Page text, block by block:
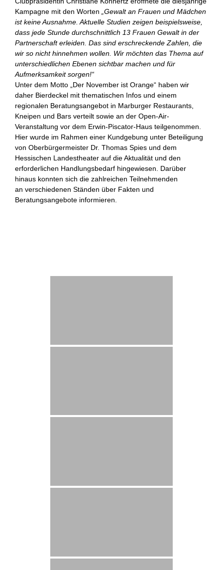
Kampagne mit den Worten
„Gewalt an Frauen und Mädchen
ist keine Ausnahme. Aktuelle Studien zeigen beispielsweise,
dass jede Stunde durchschnittlich 13 Frauen Gewalt in der
Partnerschaft erleiden. Das sind erschreckende Zahlen, die
wir so nicht hinnehmen wollen. Wir möchten das Thema auf
unterschiedlichen Ebenen sichtbar machen und für
Aufmerksamkeit sorgen!“
Unter dem Motto „Der November ist Orange“ haben wir
daher Bierdeckel mit thematischen Infos und einem
regionalen Beratungsangebot in Marburger Restaurants,
Kneipen und Bars verteilt sowie an der Open-Air-
Veranstaltung vor dem Erwin-Piscator-Haus teilgenommen.
Hier wurde im Rahmen einer Kundgebung unter Beteiligung
von Oberbürgermeister Dr. Thomas Spies und dem
Hessischen Landestheater auf die Aktualität und den
erforderlichen Handlungsbedarf hingewiesen. Darüber
hinaus konnten sich die zahlreichen Teilnehmenden
an verschiedenen Ständen über Fakten und
Beratungsangebote informieren.